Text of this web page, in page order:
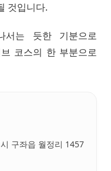
것입니다.
는 듯한 기분으로
코스의 한 부분으로
구좌읍 월정리 1457